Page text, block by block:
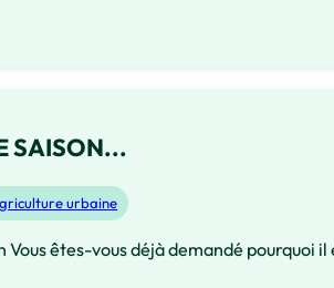
SAISON...
urbaine
Vous êtes-vous déjà demandé pourquoi il